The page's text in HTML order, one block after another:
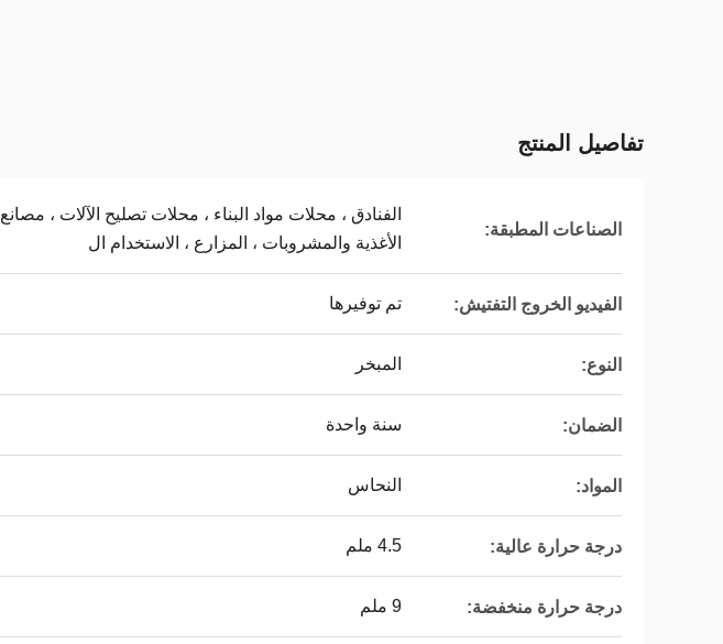
تفاصيل المنتج
الصناعات المطبقة:
الفنادق ، محلات مواد البناء ، محلات تصليح الآلات ، مصانع
الأغذية والمشروبات ، المزارع ، الاستخدام ال
الفيديو الخروج التفتيش: تم توفيرها
النوع: المبخر
الضمان: سنة واحدة
المواد: النحاس
درجة حرارة عالية: 4.5 ملم
درجة حرارة منخفضة: 9 ملم